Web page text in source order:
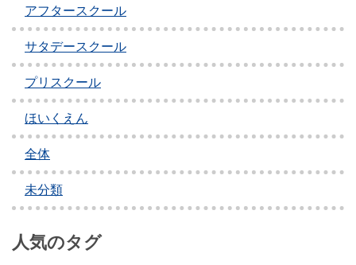
アフタースクール
サタデースクール
プリスクール
ほいくえん
全体
未分類
人気のタグ